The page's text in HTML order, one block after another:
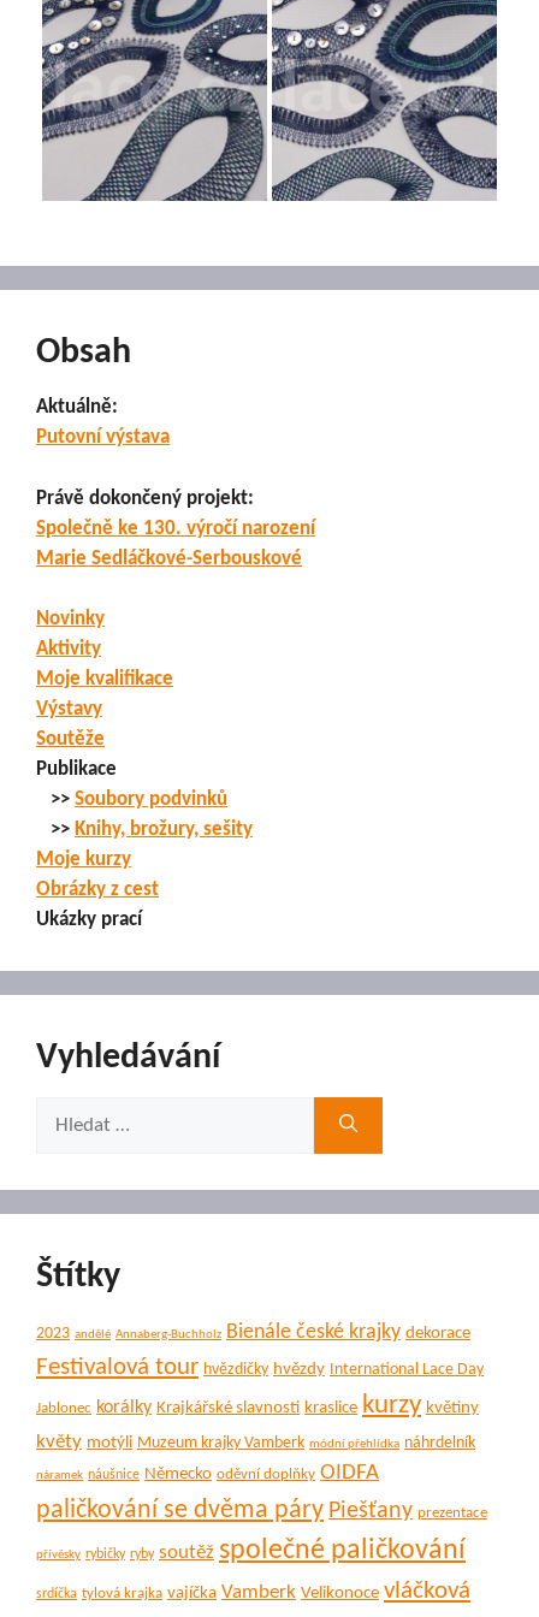
Obsah
Aktuálně:
Putovní výstava
Právě dokončený projekt:
Společně ke 130. výročí narození
Marie Sedláčkové-Serbouskové
Novinky
Aktivity
Moje kvalifikace
Výstavy
Soutěže
Publikace
>> Soubory podvinků
>> Knihy, brožury, sešity
Moje kurzy
Obrázky z cest
Ukázky prací
Vyhledávání
Štítky
2023 andělé Annaberg-Buchholz Bienále české krajky dekorace
Festivalová tour hvězdičky hvězdy International Lace Day
Jablonec korálky Krajkářské slavnosti kraslice kurzy květiny
květy motýli Muzeum krajky Vamberk módní přehlídka náhrdelník
náramek náušnice Německo oděvní doplňky OIDFA
paličkování se dvěma páry Piešťany prezentace
přívěsky rybičky ryby soutěž společné paličkování
srdíčka tylová krajka vajíčka Vamberk Velikonoce vláčková